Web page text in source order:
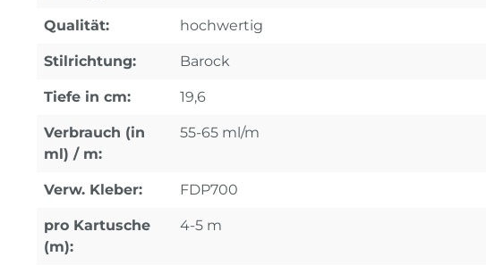
Qualität: hochwertig
Stilrichtung: Barock
Tiefe in cm: 19,6
Verbrauch (in
ml) / m:
55-65 ml/m
Verw. Kleber: FDP700
pro Kartusche
(m):
4-5 m